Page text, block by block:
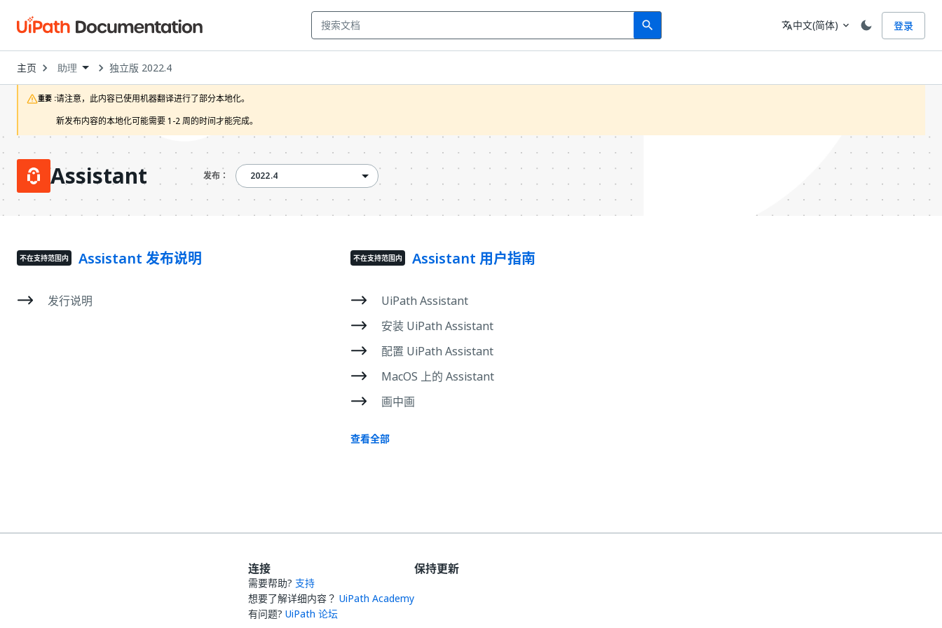
search
Search 语言
translate中文(简体) expand_more 登录
主页 Open
Dropdown
to
choose
product
助理 独立版 2022.4
重要 :请注意，此内容已使用机器翻译进行了部分本地化。
新发布内容的本地化可能需要 1-2 周的时间才能完成。
Assistant 发布： 2022.42022.4
不在支持范围内 Assistant 发布说明
发行说明
不在支持范围内 Assistant 用户指南
UiPath Assistant
安装 UiPath Assistant
配置 UiPath Assistant
MacOS 上的 Assistant
画中画
查看全部
连接
需要帮助? 支持
想要了解详细内容？ UiPath Academy
有问题? UiPath 论坛
保持更新